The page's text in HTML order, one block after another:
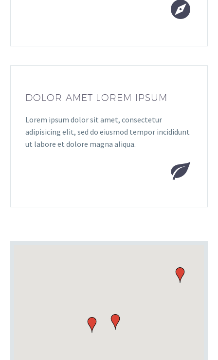


DOLOR AMET LOREM IPSUM
Lorem ipsum dolor sit amet, consectetur
adipisicing elit, sed do eiusmod tempor incididunt
ut labore et dolore magna aliqua.

